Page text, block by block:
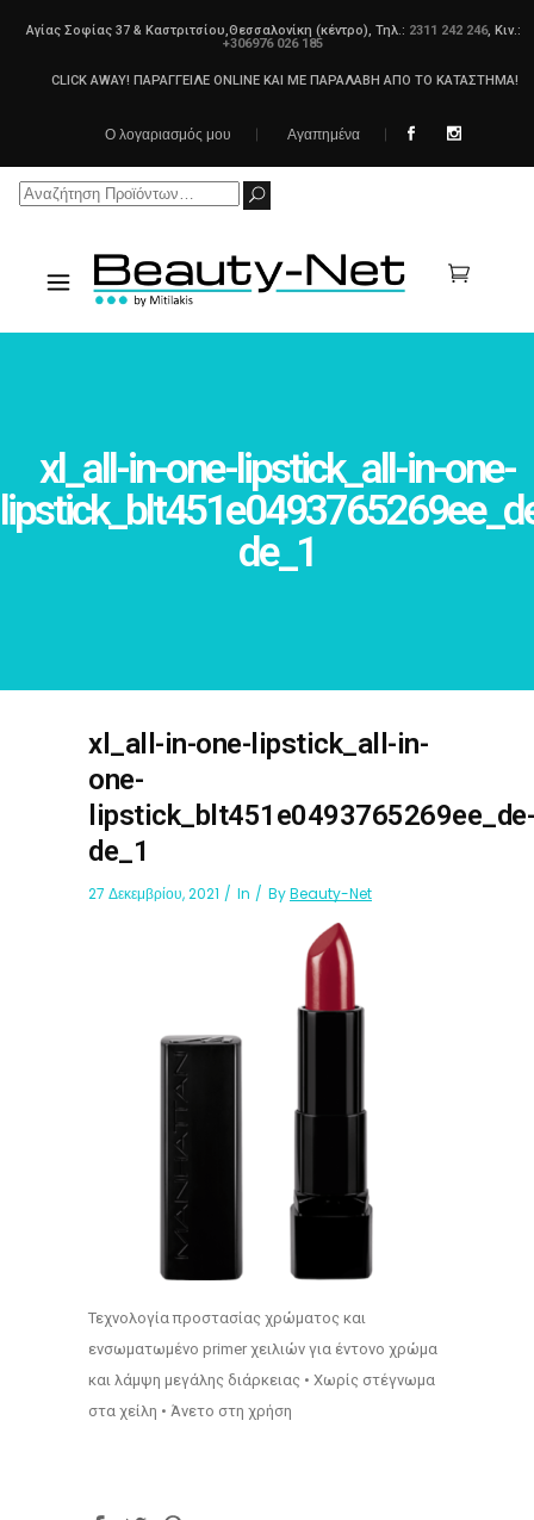
Αγίας Σοφίας 37 & Καστριτσίου,Θεσσαλονίκη (κέντρο), Τηλ.: 2311 242 246, Κιν.:
+306976 026 185
CLICK AWAY! ΠΑΡΑΓΓΕΙΛΕ ONLINE ΚΑΙ ΜΕ ΠΑΡΑΛΑΒΗ ΑΠΟ ΤΟ ΚΑΤΑΣΤΗΜΑ!
Ο λογαριασμός μου Αγαπημένα
Search
xl_all-in-one-lipstick_all-in-one-
de_1
xl_all-in-one-lipstick_all-in-
one-
lipstick_blt451e0493765269ee_de-
de_1
27 Δεκεμβρίου, 2021 In ByBeauty-Net
Τεχνολογία προστασίας χρώματος και
ενσωματωμένο primer χειλιών για έντονο χρώμα
και λάμψη μεγάλης διάρκειας • Χωρίς στέγνωμα
στα χείλη • Άνετο στη χρήση